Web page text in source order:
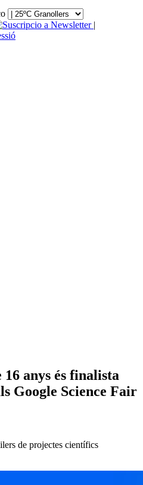
|
anys és finalista
Google Science Fair
de projectes científics